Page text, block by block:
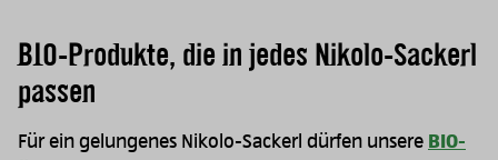
BIO-Produkte, die in jedes Nikolo-Sackerl
passen
Für ein gelungenes Nikolo-Sackerl dürfen unsere BIO-